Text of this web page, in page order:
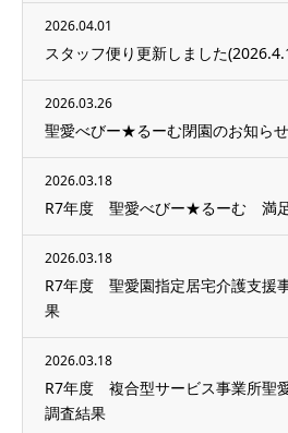
2026.04.01
スタッフ便り更新しました
2026.03.26
聖愛べびー★るーむ閉園のお知らせ
2026.03.18
R7年度 聖愛べびー★るーむ 満
2026.03.18
R7年度 聖愛園指定居宅介護支援
果
2026.03.18
R7年度 複合型サービス事業所聖
調査結果